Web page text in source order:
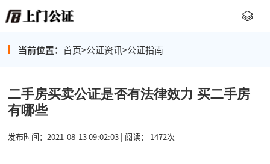
当前位置： 首页>公证资讯>公证指南
二手房买卖公证是否有法律效力 买二手房
有哪些
发布时间：2021-08-13 09:02:03 | 阅读： 1472次